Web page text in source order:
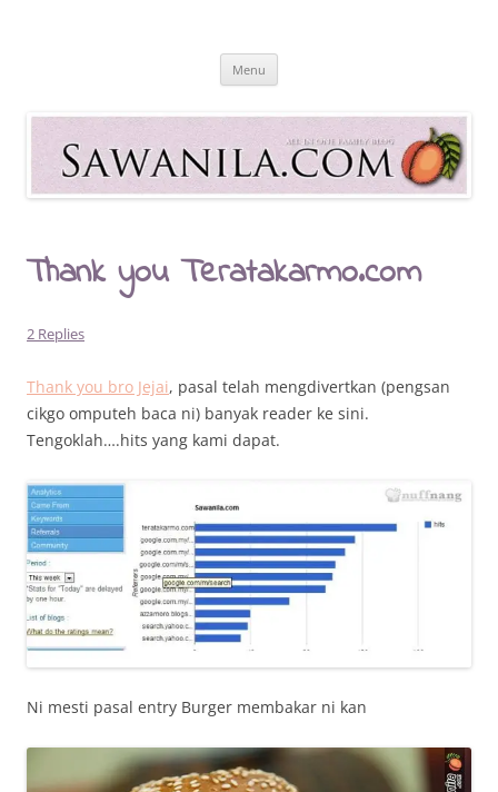
Sawanila.com
All In One Family Blog
Menu
Thank you Teratakarmo.com
2 Replies
Thank you bro Jejai, pasal telah mengdivertkan (pengsan
cikgo omputeh baca ni) banyak reader ke sini.
Tengoklah….hits yang kami dapat.
Ni mesti pasal entry Burger membakar ni kan